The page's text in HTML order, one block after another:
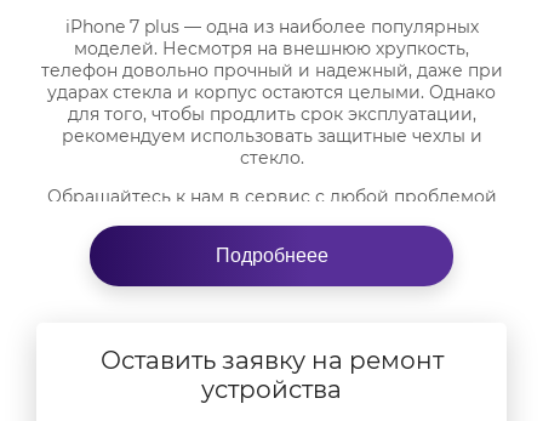
iPhone 7 plus — одна из наиболее популярных
моделей. Несмотря на внешнюю хрупкость,
телефон довольно прочный и надежный, даже при
ударах стекла и корпус остаются целыми. Однако
для того, чтобы продлить срок эксплуатации,
рекомендуем использовать защитные чехлы и
стекло.
Обращайтесь к нам в сервис с любой проблемой
специализируемся на «яблочной» продукции.
Поэтому гарантируем качество ремонта и
производим замену только на оригинальные
сложные неполадки, устранение которых займет
несколько дней.
Подробнеее
Оставить заявку на ремонт
устройства